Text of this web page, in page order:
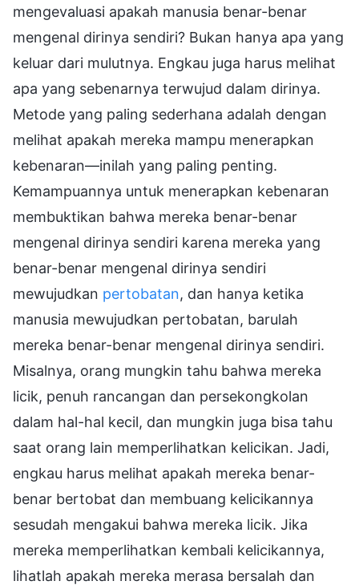
mengevaluasi apakah manusia benar-benar
mengenal dirinya sendiri? Bukan hanya apa yang
keluar dari mulutnya. Engkau juga harus melihat
apa yang sebenarnya terwujud dalam dirinya.
Metode yang paling sederhana adalah dengan
melihat apakah mereka mampu menerapkan
kebenaran—inilah yang paling penting.
Kemampuannya untuk menerapkan kebenaran
membuktikan bahwa mereka benar-benar
mengenal dirinya sendiri karena mereka yang
benar-benar mengenal dirinya sendiri
mewujudkan pertobatan, dan hanya ketika
manusia mewujudkan pertobatan, barulah
mereka benar-benar mengenal dirinya sendiri.
Misalnya, orang mungkin tahu bahwa mereka
licik, penuh rancangan dan persekongkolan
dalam hal-hal kecil, dan mungkin juga bisa tahu
saat orang lain memperlihatkan kelicikan. Jadi,
engkau harus melihat apakah mereka benar-
benar bertobat dan membuang kelicikannya
sesudah mengakui bahwa mereka licik. Jika
mereka memperlihatkan kembali kelicikannya,
lihatlah apakah mereka merasa bersalah dan